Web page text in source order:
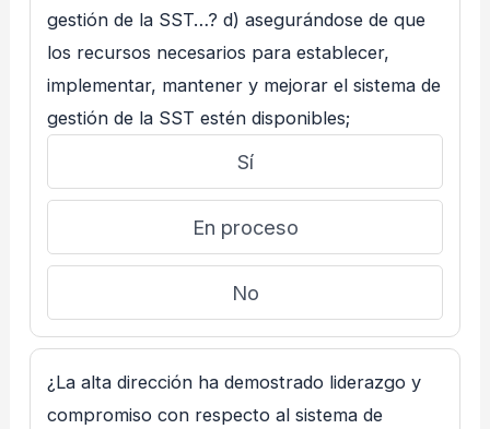
gestión de la SST…? d) asegurándose de que
los recursos necesarios para establecer,
implementar, mantener y mejorar el sistema de
gestión de la SST estén disponibles;
Sí
En proceso
No
¿La alta dirección ha demostrado liderazgo y
compromiso con respecto al sistema de